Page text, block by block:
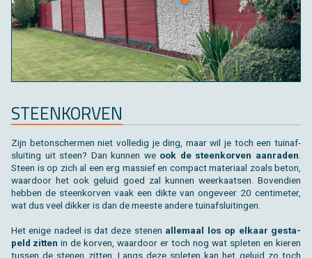
STEEN­KOR­VEN
Zijn be­ton­scher­men niet vol­le­dig je ding, maar wil je toch een tuin­af­
slui­ting uit steen? Dan kun­nen we ook de steen­kor­ven aan­ra­den.
Steen is op zich al een erg mas­sief en com­pact ma­te­ri­aal zoals beton,
waar­door het ook ge­luid goed zal kun­nen weer­kaat­sen. Bo­ven­dien
heb­ben de steen­kor­ven vaak een dikte van on­ge­veer 20 cen­ti­me­ter,
wat dus veel dik­ker is dan de mees­te an­de­re tuin­af­slui­tin­gen.
Het enige na­deel is dat deze ste­nen al­le­maal los op el­kaar ge­sta­
peld zit­ten in de kor­ven, waar­door er toch nog wat sple­ten en kie­ren
tus­sen de ste­nen zit­ten. Langs deze sple­ten kan het ge­luid zo toch